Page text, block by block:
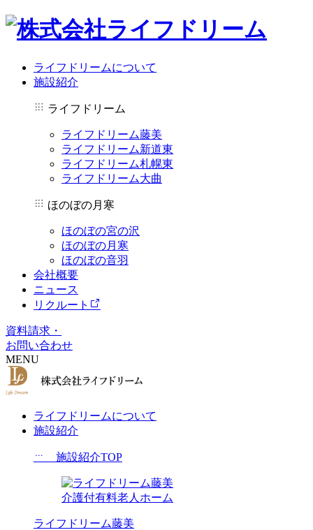
ライフドリームについて
施設紹介
ライフドリーム
ライフドリーム藤美
ライフドリーム新道東
ライフドリーム札幌東
ライフドリーム大曲
ほのぼの月寒
ほのぼの宮の沢
ほのぼの月寒
ほのぼの音羽
会社概要
ニュース
リクルート
資料請求・
お問い合わせ
MENU
ライフドリームについて
施設紹介
施設紹介TOP
介護付有料老人ホーム
ライフドリーム藤美